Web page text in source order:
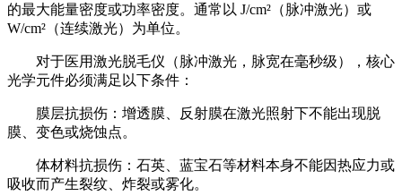
的最大能量密度或功率密度。通常以 J/cm²（脉冲激光）或
W/cm²（连续激光）为单位。
对于医用激光脱毛仪（脉冲激光，脉宽在毫秒级），核心
光学元件必须满足以下条件：
膜层抗损伤：增透膜、反射膜在激光照射下不能出现脱
膜、变色或烧蚀点。
体材料抗损伤：石英、蓝宝石等材料本身不能因热应力或
吸收而产生裂纹、炸裂或雾化。